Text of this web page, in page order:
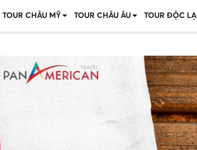
TOUR CHÂU MỸ TOUR CHÂU ÂU TOUR ĐỘC LẠ